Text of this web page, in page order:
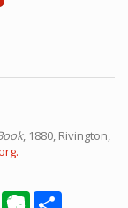
, 1880, Rivington,
Trello Evernote